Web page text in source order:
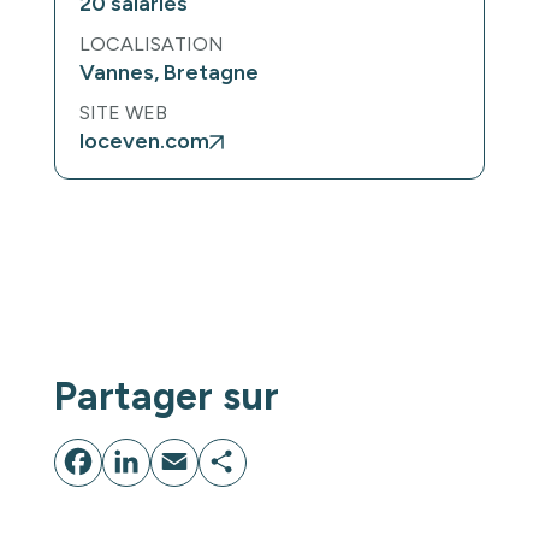
LOCALISATION
Vannes, Bretagne
SITE WEB
loceven.com
Partager sur
Facebook
LinkedIn
EmailPartager